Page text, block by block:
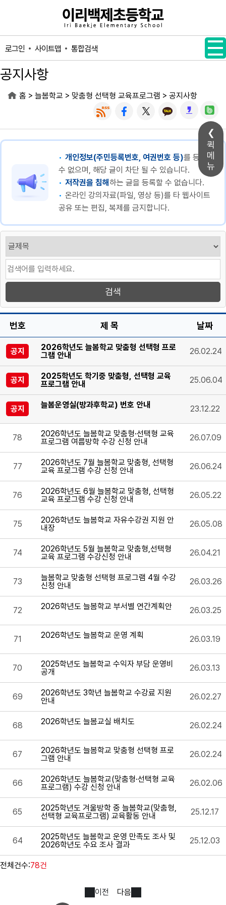
퀵
메
뉴
로그인 사이트맵 통합검색
공지사항
홈 > 늘봄학교 > 맞춤형 선택형 교육프로그램 > 공지사항
개인정보(주민등록번호, 여권번호 등)를 등록할
수 없으며, 해당 글이 차단 될 수 있습니다.
저작권을 침해하는 글을 등록할 수 없습니다.
온라인 강의자료(파일, 영상 등)를 타 웹사이트
공유 또는 편집, 복제를 금지합니다.
번호 제 목 날짜
공지
2026학년도 늘봄학교 맞춤형 선택형 프로
그램 안내
26.02.24
공지
2025학년도 학기중 맞춤형, 선택형 교육
프로그램 안내
25.06.04
공지 늘봄운영실(방과후학교) 번호 안내 23.12.22
78
2026학년도 늘봄학교 맞춤형·선택형 교육
프로그램 여름방학 수강 신청 안내
26.07.09
77
2026학년도 7월 늘봄학교 맞춤형, 선택형
교육 프로그램 수강 신청 안내
26.06.24
76
2026학년도 6월 늘봄학교 맞춤형, 선택형
교육 프로그램 수강 신청 안내
26.05.22
75
2026학년도 늘봄학교 자유수강권 지원 안
내장
26.05.08
74
2026학년도 5월 늘봄학교 맞춤형,선택형
교육 프로그램 수강신청 안내
26.04.21
73
늘봄학교 맞춤형 선택형 프로그램 4월 수강
신청 안내
26.03.26
72 2026학년도 늘봄학교 부서별 연간계획안 26.03.25
71 2026학년도 늘봄학교 운영 계획 26.03.19
70
2025학년도 늘봄학교 수익자 부담 운영비
공개
26.03.13
69
2026학년도 3학년 늘봄학교 수강료 지원
안내
26.02.27
68 2026학년도 늘봄교실 배치도 26.02.24
67
2026학년도 늘봄학교 맞춤형 선택형 프로
그램 안내
26.02.24
66
2026학년도 늘봄학교(맞춤형·선택형 교육
프로그램) 수강 신청 안내
26.02.06
65
2025학년도 겨울방학 중 늘봄학교(맞춤형,
선택형 교육프로그램) 교육활동 안내
25.12.17
64
2025학년도 늘봄학교 운영 만족도 조사 및
2026학년도 수요 조사 결과
25.12.03
전체건수:78건
이전 다음